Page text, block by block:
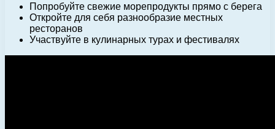
Попробуйте свежие морепродукты прямо с берега
Откройте для себя разнообразие местных
ресторанов
Участвуйте в кулинарных турах и фестивалях